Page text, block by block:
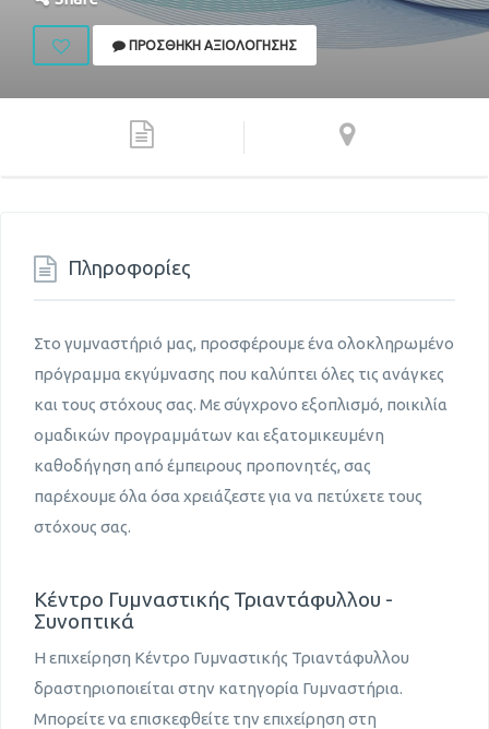
ΠΡΟΣΘΉΚΗ ΑΞΙΟΛΌΓΗΣΗΣ
Πληροφορίες
Στο γυμναστήριό μας, προσφέρουμε ένα ολοκληρωμένο
πρόγραμμα εκγύμνασης που καλύπτει όλες τις ανάγκες
και τους στόχους σας. Με σύγχρονο εξοπλισμό, ποικιλία
ομαδικών προγραμμάτων και εξατομικευμένη
καθοδήγηση από έμπειρους προπονητές, σας
παρέχουμε όλα όσα χρειάζεστε για να πετύχετε τους
στόχους σας.
Κέντρο Γυμναστικής Τριαντάφυλλου -
Συνοπτικά
Η επιχείρηση Κέντρο Γυμναστικής Τριαντάφυλλου
δραστηριοποιείται στην κατηγορία Γυμναστήρια.
Μπορείτε να επισκεφθείτε την επιχείρηση στη